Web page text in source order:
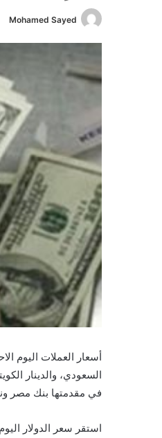
Mohamed Sayed
السعودي، والدينار
في مقدمتها بنك مصر